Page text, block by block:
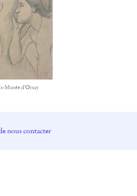
Musée d'Orsay
nous contacter